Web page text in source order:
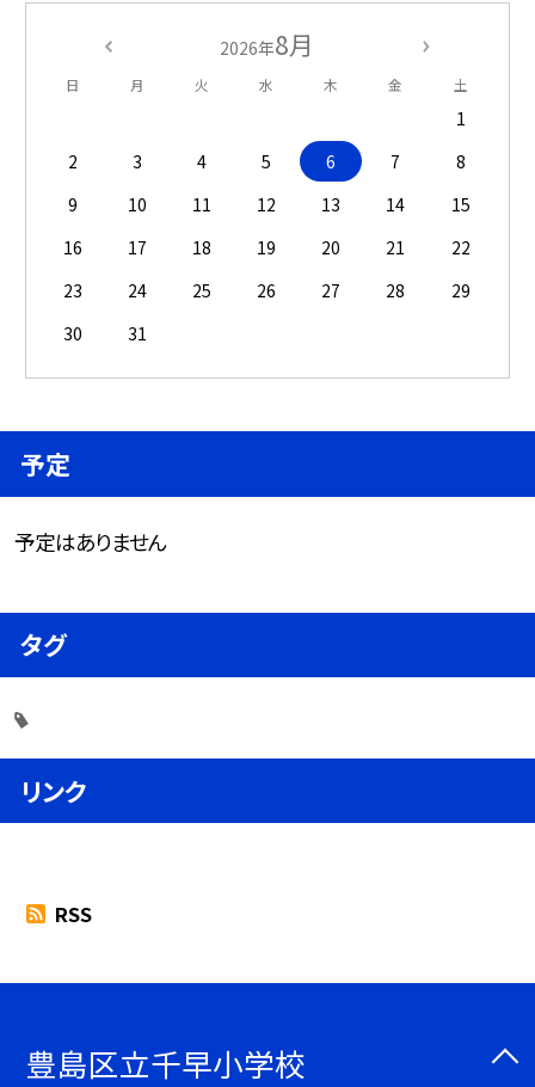
2026年8月
日 月 火 水 木 金 土
1
2
3 4 5 6 7
8
9
10 11 12 13 14
15
16
17 18 19 20 21
22
23
24 25 26 27 28
29
30
31
予定
予定はありません
タグ
リンク
RSS
豊島区立千早小学校